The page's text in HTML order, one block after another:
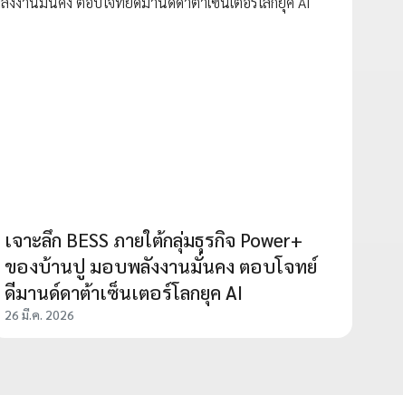
เจาะลึก BESS ภายใต้กลุ่มธุรกิจ Power+
ของบ้านปู มอบพลังงานมั่นคง ตอบโจทย์
ดีมานด์ดาต้าเซ็นเตอร์โลกยุค AI
26 มี.ค. 2026